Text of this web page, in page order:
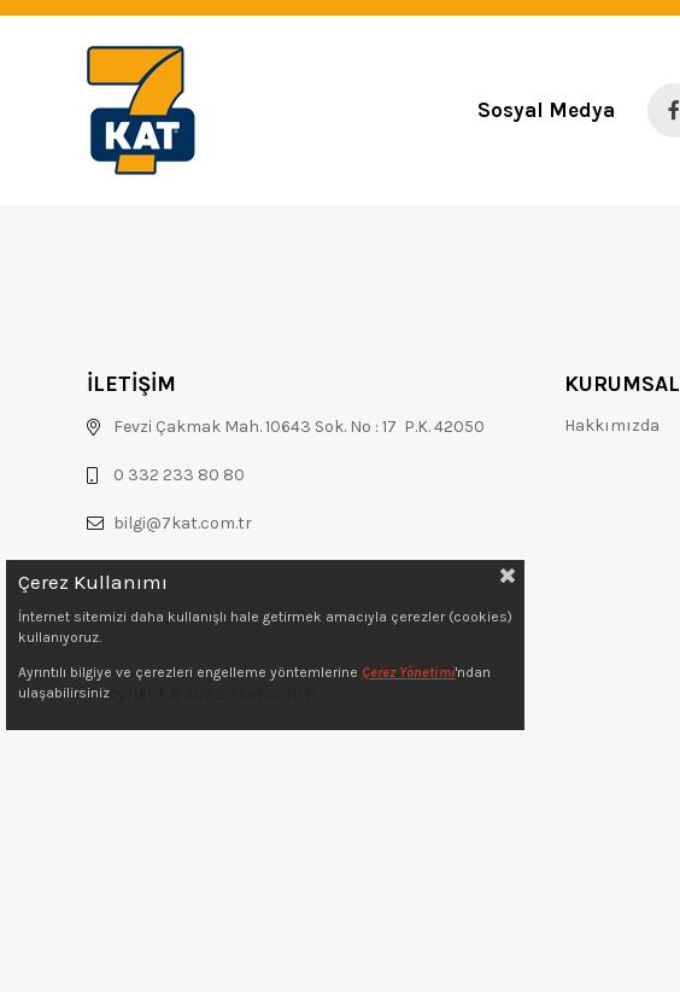
Sosyal Medya
İLETİŞİM
Fevzi Çakmak Mah. 10643 Sok. No : 17 P.K. 42050
0 332 233 80 80
bilgi@7kat.com.tr
Copyright © 2022 7kat.com.tr
KURUMSAL
Hakkımızda
Çerez Kullanımı
İnternet sitemizi daha kullanışlı hale getirmek amacıyla çerezler (cookies)
kullanıyoruz.
Ayrıntılı bilgiye ve çerezleri engelleme yöntemlerine Çerez Yönetimi'ndan
ulaşabilirsiniz